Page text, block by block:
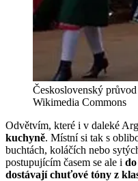
Československý
Wikimedia Commons
Odvětvím, které i v daleké
kuchyně. Místní si tak s
buchtách, koláčích nebo
postupujícím časem se ale i
dostávají chuťové tóny z